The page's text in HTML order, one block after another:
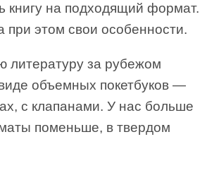
книгу на подходящий формат.
при этом свои особенности.
литературу за рубежом
объемных покетбуков —
с клапанами. У нас больше
поменьше, в твердом